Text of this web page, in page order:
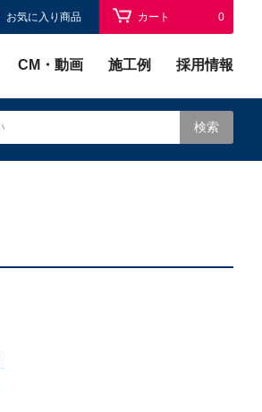
お気に入り商品 カート 0
CM・動画 施工例 採用情報
検索